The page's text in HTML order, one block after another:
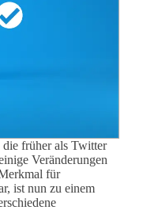
früher als Twitter
Veränderungen
für
ist nun zu einem